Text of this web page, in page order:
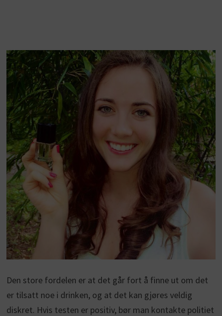
Den store fordelen er at det går fort å finne ut om det
er tilsatt noe i drinken, og at det kan gjøres veldig
diskret. Hvis testen er positiv, bør man kontakte politiet